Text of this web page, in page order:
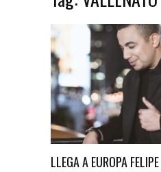
LLEGA A EUROPA